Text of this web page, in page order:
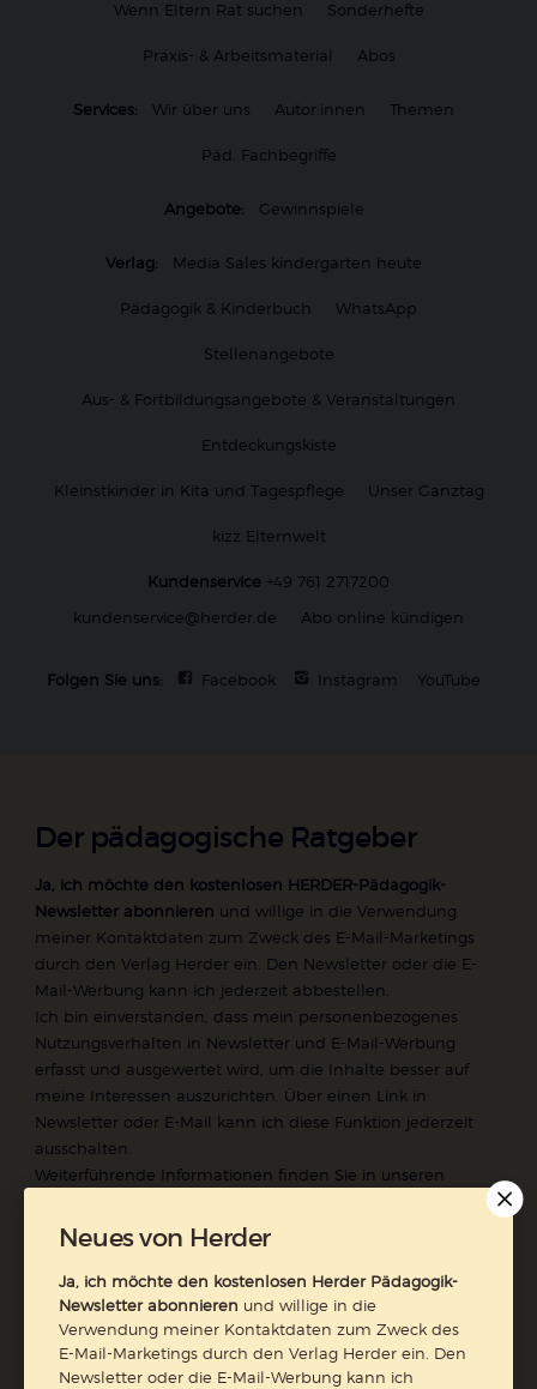
Wenn Eltern Rat suchen Sonderhefte
Praxis- & Arbeitsmaterial Abos
Services: Wir über uns Autor:innen Themen
Päd. Fachbegriffe
Angebote: Gewinnspiele
Verlag: Media Sales kindergarten heute
Pädagogik & Kinderbuch WhatsApp
Stellenangebote
Aus- & Fortbildungsangebote & Veranstaltungen
Entdeckungskiste
Kleinstkinder in Kita und Tagespflege Unser Ganztag
kizz Elternwelt
Kundenservice +49 761 2717200
kundenservice@herder.de
Abo online kündigen
Folgen Sie uns: Facebook Instagram YouTube
Der pädagogische Ratgeber
Ja, ich möchte den kostenlosen HERDER-Pädagogik-
Newsletter abonnieren und willige in die Verwendung
meiner Kontaktdaten zum Zweck des E-Mail-Marketings
durch den Verlag Herder ein. Den Newsletter oder die E-
Mail-Werbung kann ich jederzeit abbestellen.
Ich bin einverstanden, dass mein personenbezogenes
Nutzungsverhalten in Newsletter und E-Mail-Werbung
erfasst und ausgewertet wird, um die Inhalte besser auf
meine Interessen auszurichten. Über einen Link in
Newsletter oder E-Mail kann ich diese Funktion jederzeit
ausschalten.
Weiterführende Informationen finden Sie in unseren
E-Mail
Jetzt anmelden
Neues von Herder
Ja, ich möchte den kostenlosen Herder Pädagogik-
Newsletter abonnieren und willige in die
Verwendung meiner Kontaktdaten zum Zweck des
E-Mail-Marketings durch den Verlag Herder ein. Den
Newsletter oder die E-Mail-Werbung kann ich